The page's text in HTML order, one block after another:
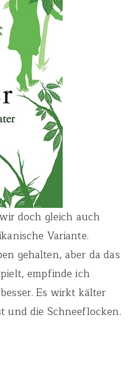
doch gleich auch
Variante.
gehalten, aber da das
empfinde ich
Es wirkt kälter
und die Schneeflocken.